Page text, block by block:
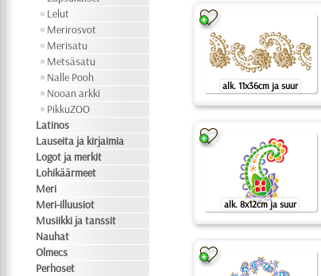
Lelut
Merirosvot
Merisatu
Metsäsatu
Nalle Pooh
Nooan arkki
PikkuZOO
Latinos
Lauseita ja kirjaimia
Logot ja merkit
Lohikäärmeet
Meri
Meri-illuusiot
Musiikki ja tanssit
Nauhat
Olmecs
Perhoset
alk. 11x36cm ja suur
alk. 8x12cm ja suur